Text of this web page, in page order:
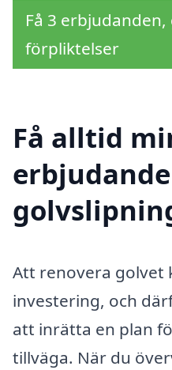
Få 3
förpliktelser
Få alltid
Att renovera golvet
investering, och
att inrätta en plan
tillväga. När du